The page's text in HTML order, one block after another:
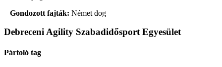
Gondozott fajták: Német dog
Debreceni Agility Szabadidősport Egyesület
Pártoló tag